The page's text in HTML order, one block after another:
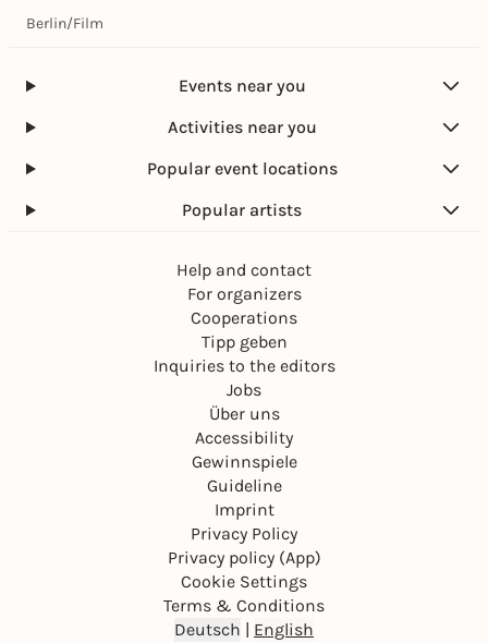
Berlin/Film
Events near you
Activities near you
Popular event locations
Popular artists
Help and contact
For organizers
Cooperations
Tipp geben
Inquiries to the editors
Jobs
Über uns
Accessibility
Gewinnspiele
Guideline
Imprint
Privacy Policy
Privacy policy (App)
Cookie Settings
Terms & Conditions
Deutsch | English